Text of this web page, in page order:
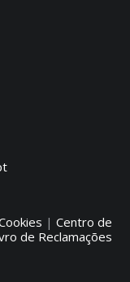
| Centro de
de Reclamações